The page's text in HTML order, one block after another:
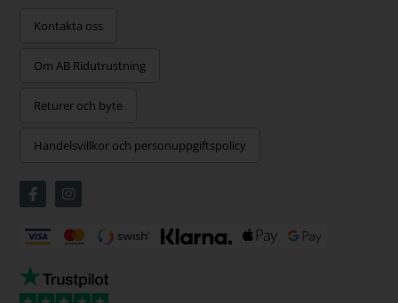
Kontakta oss
Om AB Ridutrustning
Returer och byte
Handelsvillkor och personuppgiftspolicy